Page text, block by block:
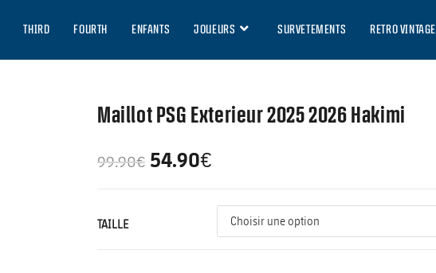
THIRD FOURTH ENFANTS JOUEURS SURVETEMENTS RETRO VINTAGE
Maillot PSG Exterieur 2025 2026 Hakimi
99.90€ 54.90€
TAILLE